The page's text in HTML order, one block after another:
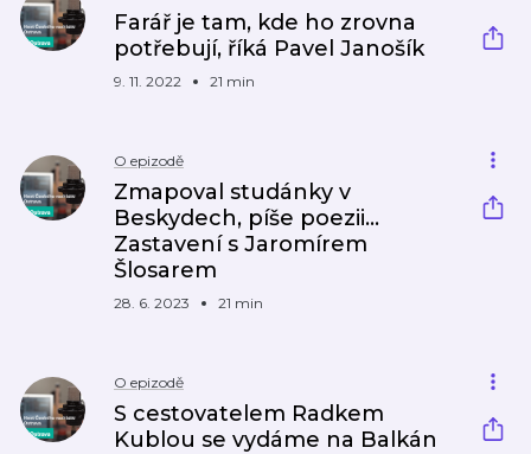
Farář je tam, kde ho zrovna
potřebují, říká Pavel Janošík
9. 11. 2022 21 min
O epizodě
Zmapoval studánky v
Beskydech, píše poezii...
Zastavení s Jaromírem
Šlosarem
28. 6. 2023 21 min
O epizodě
S cestovatelem Radkem
Kublou se vydáme na Balkán